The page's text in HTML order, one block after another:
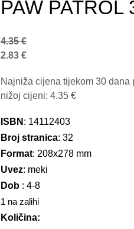
PAW PATROL
2.83€
4.35€
Najniža cijena tijekom 30
nižoj cijeni:4.35€
ISBN : 14112403
Broj stranica: 32
Format: 208x278 mm
Uvez: meki
Dob : 4-8
1 na zalihi
Količina: